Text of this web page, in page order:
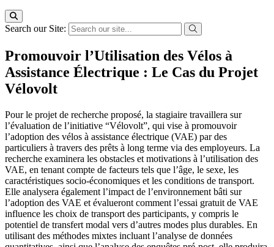
Search our Site:
Promouvoir l’Utilisation des Vélos à
Assistance Électrique : Le Cas du Projet
Vélovolt
Pour le projet de recherche proposé, la stagiaire travaillera sur
l’évaluation de l’initiative “Vélovolt”, qui vise à promouvoir
l’adoption des vélos à assistance électrique (VAE) par des
particuliers à travers des prêts à long terme via des employeurs. La
recherche examinera les obstacles et motivations à l’utilisation des
VAE, en tenant compte de facteurs tels que l’âge, le sexe, les
caractéristiques socio-économiques et les conditions de transport.
Elle analysera également l’impact de l’environnement bâti sur
l’adoption des VAE et évalueront comment l’essai gratuit de VAE
influence les choix de transport des participants, y compris le
potentiel de transfert modal vers d’autres modes plus durables. En
utilisant des méthodes mixtes incluant l’analyse de données